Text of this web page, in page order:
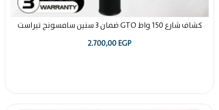
كشاف شارع 150 واط GTO ضمان 3 سنين سامسونج تيراست
2.700,00EGP